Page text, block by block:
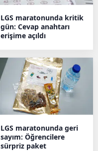
LGS maratonunda kritik
gün: Cevap anahtarı
erişime açıldı
LGS maratonunda geri
sayım: Öğrencilere
sürpriz paket